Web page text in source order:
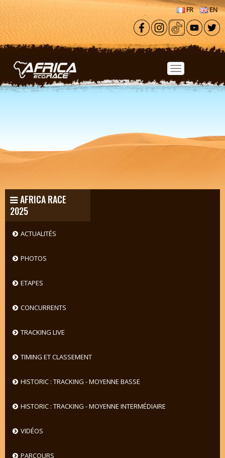
Aller au contenu principal
FR EN
AFRICA RACE
2025
ACTUALITÉS
PHOTOS
ETAPES
CONCURRENTS
TRACKING LIVE
TIMING ET CLASSEMENT
HISTORIC : TRACKING - MOYENNE BASSE
HISTORIC : TRACKING - MOYENNE INTERMÉDIAIRE
VIDÉOS
PARCOURS